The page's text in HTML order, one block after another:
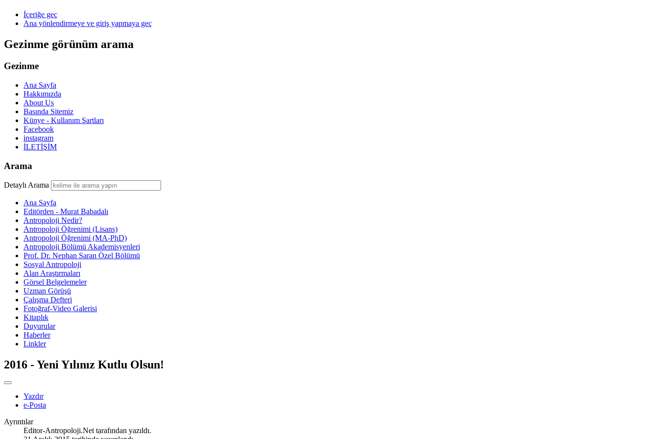
İçeriğe geç
Ana yönlendirmeye ve giriş yapmaya geç
Gezinme görünüm arama
Gezinme
Ana Sayfa
Hakkımızda
About Us
Basında Sitemiz
Künye - Kullanım Şartları
Facebook
instagram
İLETİŞİM
Arama
Detaylı Arama
Ana Sayfa
Editörden - Murat Babadalı
Antropoloji Nedir?
Antropoloji Öğrenimi (Lisans)
Antropoloji Öğrenimi (MA-PhD)
Antropoloji Bölümü Akademisyenleri
Prof. Dr. Nephan Saran Özel Bölümü
Sosyal Antropoloji
Alan Araştırmaları
Görsel Belgelemeler
Uzman Görüşü
Çalışma Defteri
Fotoğraf-Video Galerisi
Kitaplık
Duyurular
Haberler
Linkler
2016 - Yeni Yılınız Kutlu Olsun!
Yazdır
e-Posta
Ayrıntılar
Editor-Antropoloji.Net tarafından yazıldı.